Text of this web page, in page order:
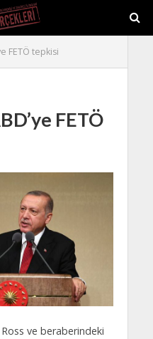
FETÖ tepkisi
FETÖ
ve beraberindeki